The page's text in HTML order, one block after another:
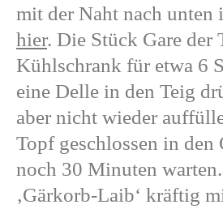
mit der Naht nach unten
hier. Die Stück Gare
Kühlschrank für etwa 6
eine Delle in den Teig
aber nicht wieder
Topf geschlossen in
noch 30 Minuten
‚Gärkorb-Laib‘ kräftig